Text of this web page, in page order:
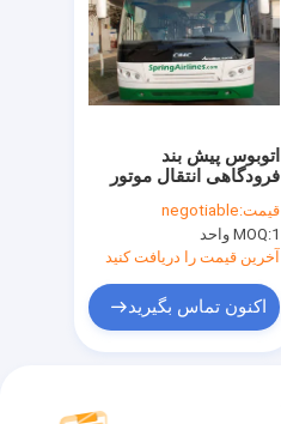
اتوبوس پیش بند
فرودگاهی انتقال موتور
قیمت:negotiable
MOQ:1 واحد
آخرین قیمت را دریافت کنید
اکنون تماس بگیرید